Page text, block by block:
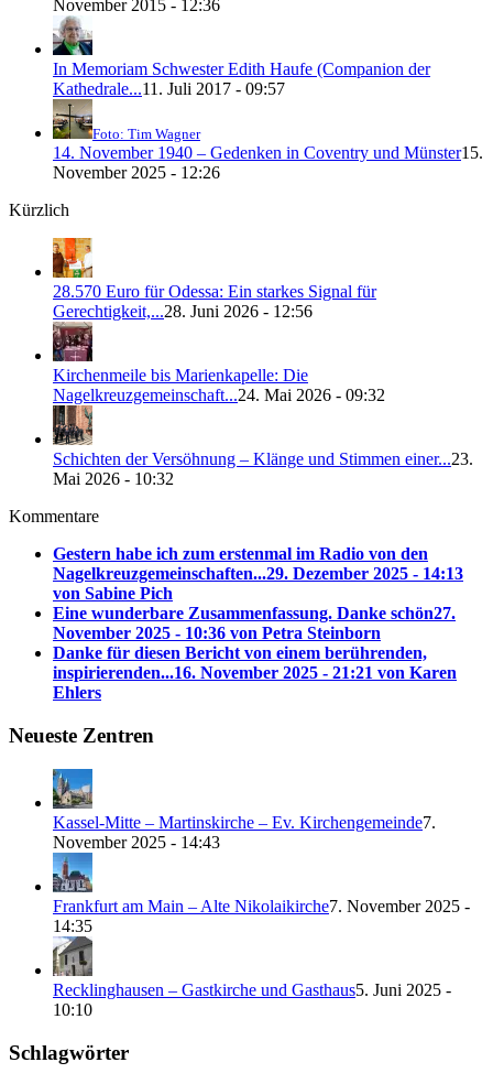
November 2015 - 12:36
In Memoriam Schwester Edith Haufe (Companion der
Kathedrale...11. Juli 2017 - 09:57
Foto: Tim Wagner
14. November 1940 – Gedenken in Coventry und Münster15.
November 2025 - 12:26
Kürzlich
28.570 Euro für Odessa: Ein starkes Signal für
Gerechtigkeit,...28. Juni 2026 - 12:56
Kirchenmeile bis Marienkapelle: Die
Nagelkreuzgemeinschaft...24. Mai 2026 - 09:32
Schichten der Versöhnung – Klänge und Stimmen einer...23.
Mai 2026 - 10:32
Kommentare
Gestern habe ich zum erstenmal im Radio von den
Nagelkreuzgemeinschaften...29. Dezember 2025 - 14:13
von Sabine Pich
Eine wunderbare Zusammenfassung. Danke schön27.
November 2025 - 10:36 von Petra Steinborn
Danke für diesen Bericht von einem berührenden,
inspirierenden...16. November 2025 - 21:21 von Karen
Ehlers
Neueste Zentren
Kassel-Mitte – Martinskirche – Ev. Kirchengemeinde7.
November 2025 - 14:43
Frankfurt am Main – Alte Nikolaikirche7. November 2025 -
14:35
Recklinghausen – Gastkirche und Gasthaus5. Juni 2025 -
10:10
Schlagwörter